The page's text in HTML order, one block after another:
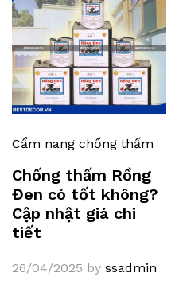
Cẩm nang chống thấm
Chống thấm Rồng
Đen có tốt không?
Cập nhật giá chi
tiết
26/04/2025 by ssadmin